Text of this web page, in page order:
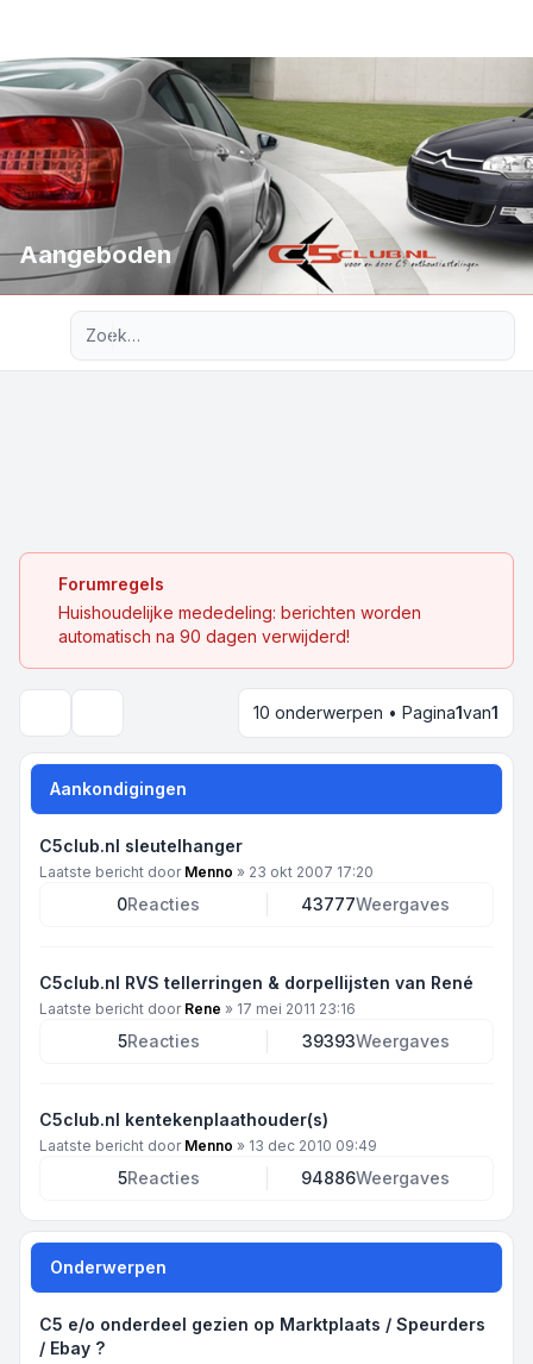
Aangeboden
Forumregels
Huishoudelijke mededeling: berichten worden
automatisch na 90 dagen verwijderd!
10 onderwerpen • Pagina1van1
Aankondigingen
C5club.nl sleutelhanger
Laatste bericht door Menno » 23 okt 2007 17:20
0Reacties 43777Weergaves
C5club.nl RVS tellerringen & dorpellijsten van René
Laatste bericht door Rene » 17 mei 2011 23:16
5Reacties 39393Weergaves
C5club.nl kentekenplaathouder(s)
Laatste bericht door Menno » 13 dec 2010 09:49
5Reacties 94886Weergaves
Onderwerpen
C5 e/o onderdeel gezien op Marktplaats / Speurders
/ Ebay ?